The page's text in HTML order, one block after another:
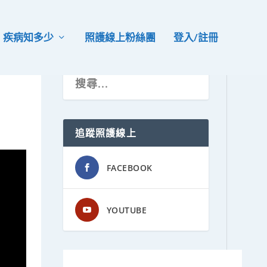
疾病知多少 照護線上粉絲團 登入/註冊
追蹤照護線上
FACEBOOK
YOUTUBE